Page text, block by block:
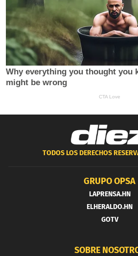
TODOS LOS DERECHOS
GRUPO OPSA
LAPRENSA.HN
ELHERALDO.HN
GOTV
SOBRE